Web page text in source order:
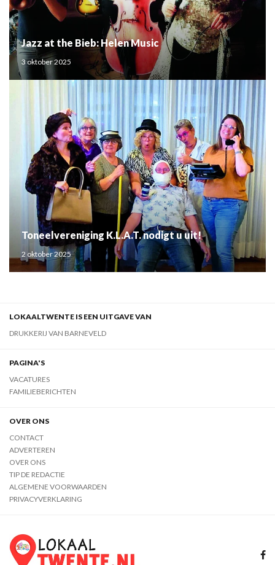
Jazz at the Bieb: Helen Music
3 oktober 2025
Toneelvereniging K.L.A.T. nodigt u uit!
2 oktober 2025
LOKAALTWENTE IS EEN UITGAVE VAN
DRUKKERIJ VAN BARNEVELD
PAGINA'S
VACATURES
FAMILIEBERICHTEN
OVER ONS
CONTACT
ADVERTEREN
OVER ONS
TIP DE REDACTIE
ALGEMENE VOORWAARDEN
PRIVACYVERKLARING